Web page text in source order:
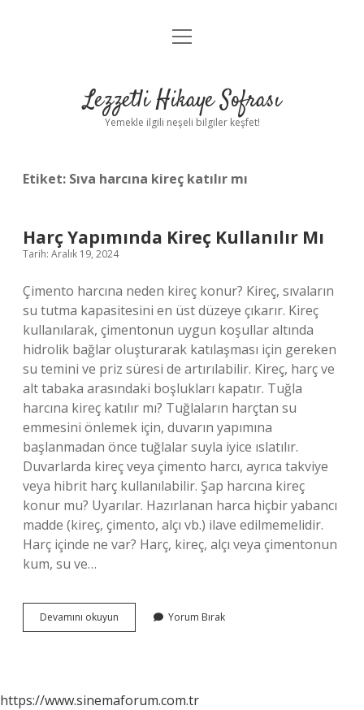
Anasayfa
Yasal Uyarı
menüyü
Lezzetli Hikaye Sofrası
Yemekle ilgili neşeli bilgiler keşfet!
Etiket: Sıva harcına kireç katılır mı
Harç Yapımında Kireç Kullanılır Mı
Tarih: Aralık 19, 2024
Çimento harcına neden kireç konur? Kireç, sıvaların
su tutma kapasitesini en üst düzeye çıkarır. Kireç
kullanılarak, çimentonun uygun koşullar altında
hidrolik bağlar oluşturarak katılaşması için gereken
su temini ve priz süresi de artırılabilir. Kireç, harç ve
alt tabaka arasındaki boşlukları kapatır. Tuğla
harcına kireç katılır mı? Tuğlaların harçtan su
emmesini önlemek için, duvarın yapımına
başlanmadan önce tuğlalar suyla iyice ıslatılır.
Duvarlarda kireç veya çimento harcı, ayrıca takviye
veya hibrit harç kullanılabilir. Şap harcına kireç
konur mu? Uyarılar. Hazırlanan harca hiçbir yabancı
madde (kireç, çimento, alçı vb.) ilave edilmemelidir.
Harç içinde ne var? Harç, kireç, alçı veya çimentonun
kum, su ve…
Devamını okuyun
Yapımında
Yorum Bırak
https://www.sinemaforum.com.tr